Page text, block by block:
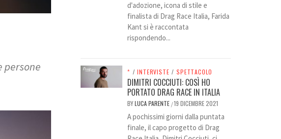
persone
d'adozione, icona di stile e
finalista di Drag Race Italia, Farida
Kant si è raccontata
rispondendo...
* / INTERVISTE / SPETTACOLO
DIMITRI COCCIUTI: COSÌ HO
PORTATO DRAG RACE IN ITALIA
BYLUCA PARENTE /19 DICEMBRE 2021
A pochissimi giorni dalla puntata
finale, il capo progetto di Drag